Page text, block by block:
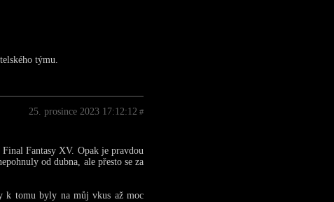
týmu.
25. prosince 2023 17:12:12 #
Fantasy XV. Opak je pravdou
od dubna, ale přesto se za
k tomu byly na můj vkus až moc